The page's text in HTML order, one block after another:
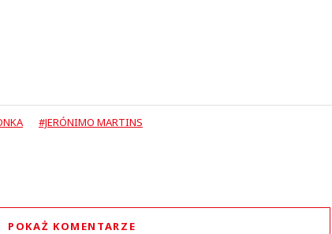
#JERÓNIMO MARTINS
POKAŻ KOMENTARZE